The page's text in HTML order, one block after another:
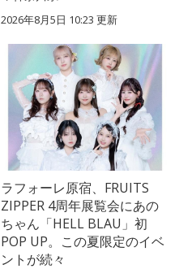
2026年8月5日 10:23 更新
ラフォーレ原宿、FRUITS
ZIPPER 4周年展覧会にあの
ちゃん「HELL BLAU」初
POP UP。この夏限定のイベ
ントが続々